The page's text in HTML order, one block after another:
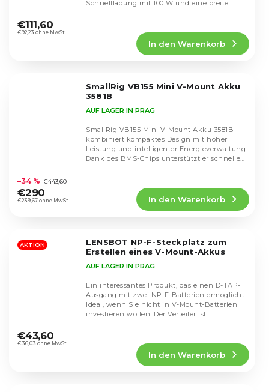
durchschnittliche
Produktbewertung
€92,23 ohne MwSt.
€111,60
In den Warenkorb
Schnellladung mit 100 W und eine breite...
SmallRig VB155 Mini V-Mount Akku
3581B
durchschnittliche
Produktbewertung
ist
Sternen.
AUF LAGER IN PRAG
€239,67 ohne MwSt.
–34 % €443,60
€290
In den Warenkorb
SmallRig VB155 Mini V-Mount Akku 3581B
kombiniert kompaktes Design mit hoher
Leistung und intelligenter Energieverwaltung.
Dank des BMS-Chips unterstützt er schnelles
AKTION
LENSBOT NP-F-Steckplatz zum
Erstellen eines V-Mount-Akkus
durchschnittliche
Produktbewertung
AUF LAGER IN PRAG
€36,03 ohne MwSt.
€43,60
In den Warenkorb
Ein interessantes Produkt, das einen D-TAP-
Ausgang mit zwei NP-F-Batterien ermöglicht.
Ideal, wenn Sie nicht in V-Mount-Batterien
investieren wollen. Der Verteiler ist...